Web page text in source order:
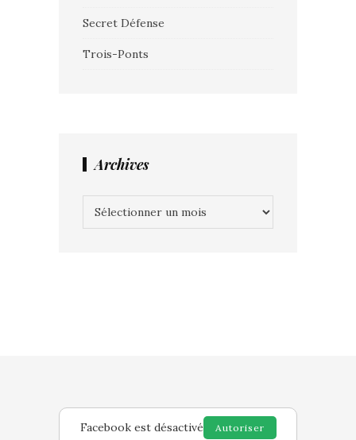
Secret Défense
Trois-Ponts
Archives
Facebook est désactivé Autoriser